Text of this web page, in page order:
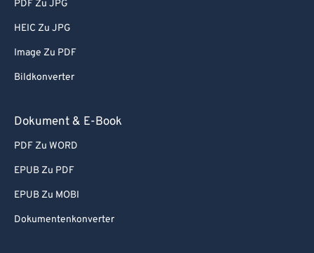
PDF Zu JPG
HEIC Zu JPG
Image Zu PDF
Bildkonverter
Dokument & E-Book
PDF Zu WORD
EPUB Zu PDF
EPUB Zu MOBI
Dokumentenkonverter